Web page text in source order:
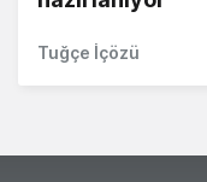
Tuğçe İçözü